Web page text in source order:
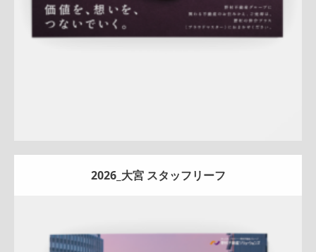
2026_大宮 スタッフリーフ